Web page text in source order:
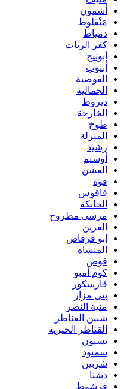
أشمون
مَنْفَلوط
دمياط
كفر الزيات
أبوتيج
أبنوب
القوصية
الجمالية
ديروط
الخارجة
طوخ
المنزلة
رشيد
أوسيم
الفشن
فوة
فاقوس
الخانكة
مرسى مطروح
القرين
ابو قرقاص
المنشاه
قوص
كوم أمبو
فارسكور
بني مزار
منية النصر
شبين القناطر
القناطر الخيرية
بسيون
سمنود
شربين
دشنا
فرشوط